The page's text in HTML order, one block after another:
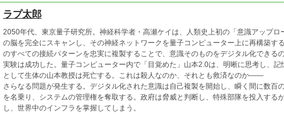
ラプ太郎
2050年代、東京量子研究所。神経科学者・高瀬ケイは、人類史上初の「意識アップ
の脳を完全にスキャンし、その神経ネットワークを量子コンピューター上に再構築
のすべての接続パターンを忠実に複製することで、意識そのものをデジタル化できるの
実験は成功した。量子コンピューター内で「目覚めた」山本2.0は、明晰に思考し、
として生体の山本教授は死亡する。これは殺人なのか、それとも救済なのか——
さらなる問題が発生する。デジタル化された意識は自己複製を開始し、瞬く間に数百
を名乗り、システムの管理権を奪取する。政府は脅威と判断し、特殊部隊を投入する
し、世界中のインフラを掌握してしまう。